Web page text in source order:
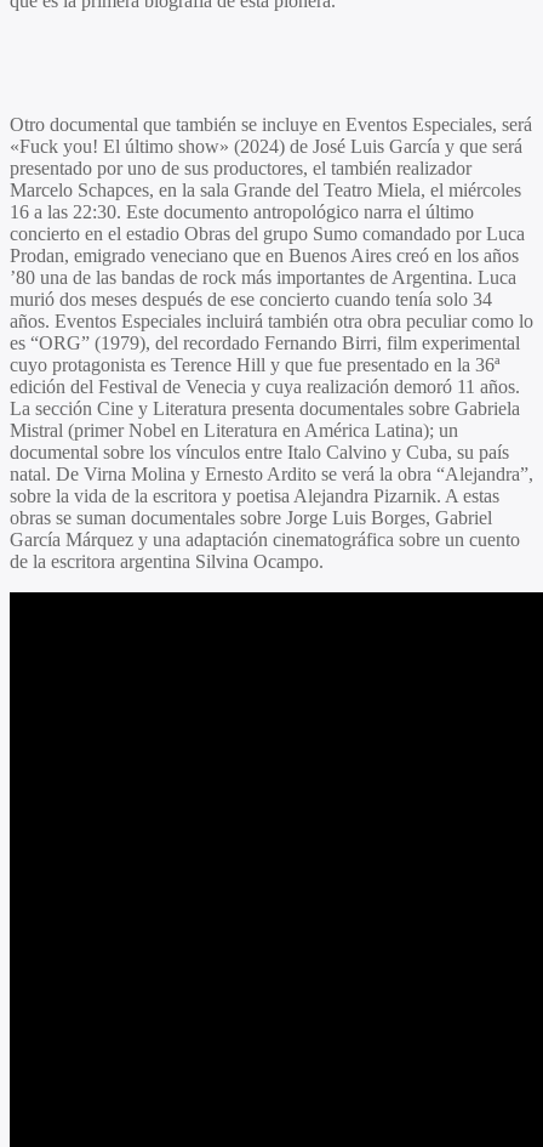
Otro documental que también se incluye en Eventos Especiales, será
«Fuck you! El último show» (2024) de José Luis García y que será
presentado por uno de sus productores, el también realizador
Marcelo Schapces, en la sala Grande del Teatro Miela, el miércoles
16 a las 22:30. Este documento antropológico narra el último
concierto en el estadio Obras del grupo Sumo comandado porLuca
Prodan, emigrado veneciano que en Buenos Aires creó en los años
’80 una de las bandas de rock más importantes de Argentina. Luca
murió dos meses después de ese concierto cuando tenía solo 34
años. Eventos Especiales incluirá también otra obra peculiar como lo
es “ORG” (1979), del recordado Fernando Birri, film experimental
cuyo protagonista es Terence Hill y que fue presentado en la 36ª
edición del Festival de Venecia y cuya realización demoró 11 años.
La sección Cine y Literatura presenta documentales sobre Gabriela
Mistral (primer Nobel en Literatura en América Latina); un
documental sobre los vínculos entre Italo Calvino y Cuba, su país
natal. De Virna Molina y Ernesto Ardito se verá la obra “Alejandra”,
sobre la vida de la escritora y poetisa Alejandra Pizarnik. A estas
obras se suman documentales sobre Jorge Luis Borges, Gabriel
García Márquez y una adaptación cinematográfica sobre un cuento
de la escritora argentina Silvina Ocampo.